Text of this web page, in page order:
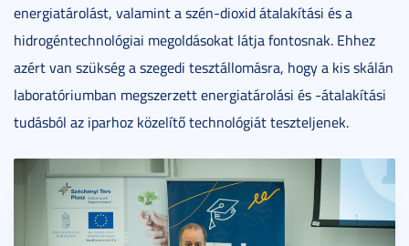
energiatárolást, valamint a szén-dioxid átalakítási és a
hidrogéntechnológiai megoldásokat látja fontosnak. Ehhez
azért van szükség a szegedi tesztállomásra, hogy a kis skálán
laboratóriumban megszerzett energiatárolási és -átalakítási
tudásból az iparhoz közelítő technológiát teszteljenek.